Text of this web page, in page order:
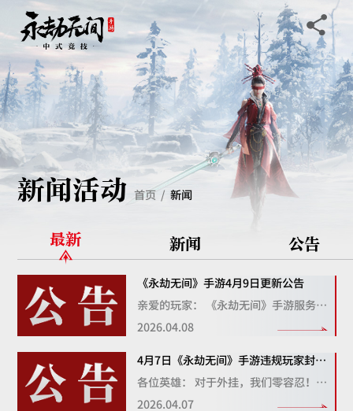
新闻活动 首页 新闻
最新 新闻 公告
《永劫无间》手游4月9日更新公告
亲爱的玩家： 《永劫无间》手游服务器将于北京时间2026年4月9日(周四)中午12:00进行不停服维护，各位玩家无须退出游戏，更新过程中可正常进行游玩。 具体更新内容如下： 【武器调整】 一、飞刀 1、修复了在使用一键连招时提前释放蓄力攻击的问题。
2026.04.08
4月7日《永劫无间》手游违规玩家封禁公告
各位英雄： 对于外挂，我们零容忍！ 《永劫无间》手游致力于打造一个公正、健康、良好的竞技环境。
2026.04.07